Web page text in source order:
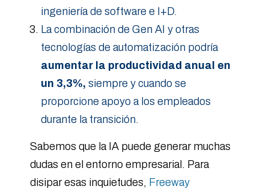
ingeniería de software e I+D.
La combinación de Gen AI y otras
tecnologías de automatización podría
aumentar la productividad anual en
un 3,3%, siempre y cuando se
proporcione apoyo a los empleados
durante la transición.
Sabemos que la IA puede generar muchas
dudas en el entorno empresarial. Para
disipar esas inquietudes, Freeway